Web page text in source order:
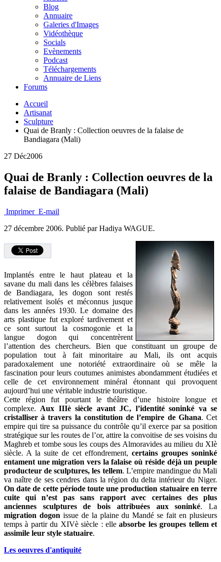
Blog
Annuaire
Galeries d'Images
Vidéothèque
Socials
Evènements
Podcast
Téléchargements
Annuaire de Liens
Forums
Accueil
Artisanat
Sculpture
Quai de Branly : Collection oeuvres de la falaise de
Bandiagara (Mali)
27 Déc2006
Quai de Branly : Collection oeuvres de la
falaise de Bandiagara (Mali)
Imprimer E-mail
27 décembre 2006. Publié par Hadiya WAGUE.
Implantés entre le haut plateau et la
savane du mali dans les célèbres falaises
de Bandiagara, les dogon sont restés
relativement isolés et méconnus jusque
dans les années 1930. Le domaine des
arts plastique fut exploré tardivement et
ce sont surtout la cosmogonie et la
langue dogon qui concentrèrent
l’attention des chercheurs. Bien que constituant un groupe de
population tout à fait minoritaire au Mali, ils ont acquis
paradoxalement une notoriété extraordinaire où se mêle la
fascination pour leurs coutumes animistes abondamment étudiées et
celle de cet environnement minéral étonnant qui provoquent
aujourd’hui une véritable industrie touristique.
Cette région fut pourtant le théâtre d’une histoire longue et
complexe. Aux IIIè siècle avant JC, l’identité soninké va se
cristalliser à travers la constitution de l’empire de Ghana. Cet
empire qui tire sa puissance du contrôle qu’il exerce par sa position
stratégique sur les routes de l’or, attire la convoitise de ses voisins du
Maghreb et tombe sous les coups des Almoravides au milieu du XIè
siècle. A la suite de cet effondrement, certains groupes soninké
entament une migration vers la falaise où réside déjà un peuple
producteur de sculptures, les tellem. L’empire mandingue du Mali
va naître de ses cendres dans la région du delta intérieur du Niger.
On date de cette période toute une production statuaire en terre
cuite qui n’est pas sans rapport avec certaines des plus
anciennes sculptures de bois attribuées aux soninké. La
migration dogon issue de la plaine du Mandé se fait en plusieurs
temps à partir du XIVè siècle : elleabsorbe les groupes tellem et
assimile leur style statuaire.
Les oeuvres d'antiquité